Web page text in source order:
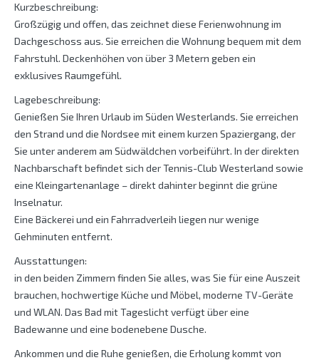
Kurzbeschreibung:
Großzügig und offen, das zeichnet diese Ferienwohnung im
Dachgeschoss aus. Sie erreichen die Wohnung bequem mit dem
Fahrstuhl. Deckenhöhen von über 3 Metern geben ein
exklusives Raumgefühl.
Lagebeschreibung:
Genießen Sie Ihren Urlaub im Süden Westerlands. Sie erreichen
den Strand und die Nordsee mit einem kurzen Spaziergang, der
Sie unter anderem am Südwäldchen vorbeiführt. In der direkten
Nachbarschaft befindet sich der Tennis-Club Westerland sowie
eine Kleingartenanlage – direkt dahinter beginnt die grüne
Inselnatur.
Eine Bäckerei und ein Fahrradverleih liegen nur wenige
Gehminuten entfernt.
Ausstattungen:
in den beiden Zimmern finden Sie alles, was Sie für eine Auszeit
brauchen, hochwertige Küche und Möbel, moderne TV-Geräte
und WLAN. Das Bad mit Tageslicht verfügt über eine
Badewanne und eine bodenebene Dusche.
Ankommen und die Ruhe genießen, die Erholung kommt von